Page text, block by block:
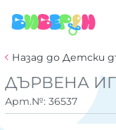
Назад до Детски
ДЪРВЕНА
Арт.№: 36537